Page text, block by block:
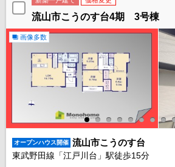
流山市こうのす台4期 3号棟
画像多数
オープンハウス開催 流山市こうのす台
東武野田線「江戸川台」駅徒歩15分